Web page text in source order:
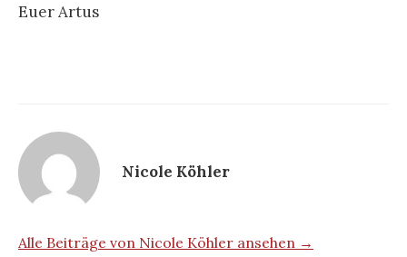
Euer Artus
Nicole Köhler
Alle Beiträge von Nicole Köhler ansehen →